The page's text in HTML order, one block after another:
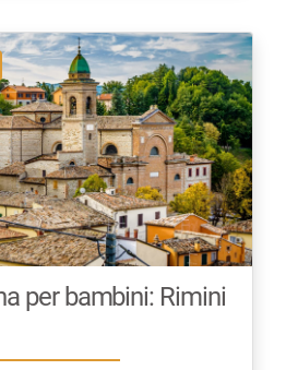
per bambini: Rimini